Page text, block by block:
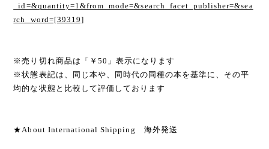
_id=&quantity=1&from_mode=&search_facet_publisher=&sea
rch_word=[39319]
※売り切れ商品は「￥50」表示になります
※状態表記は、同じ本や、同時代の同種の本を基準に、その平
均的な状態と比較して評価しております
★About International Shipping 海外発送